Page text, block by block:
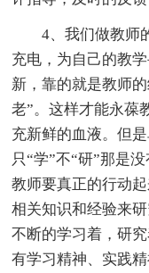
4、我们做教师
充电，为自己的教
新，靠的就是教师
老”。这样才能永葆
充新鲜的血液。但
只“学”不“研”那是
教师要真正的行动
相关知识和经验来
不断的学习着，研
有学习精神、实践